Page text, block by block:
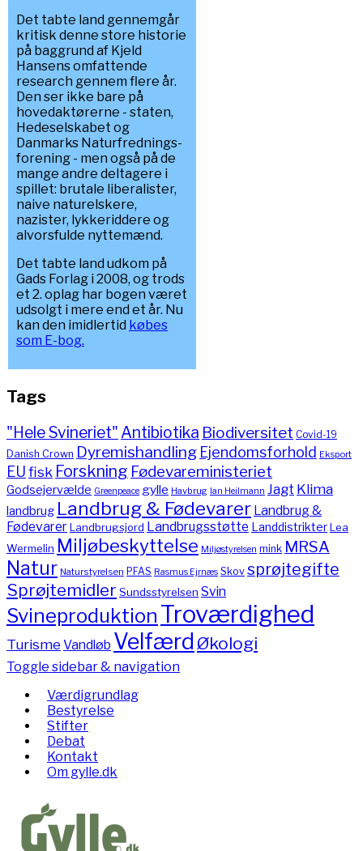
Det tabte land gennemgår
kritisk denne store historie
på baggrund af Kjeld
Hansens omfattende
research gennem flere år.
Den ser ikke bare på
hovedaktørerne - staten,
Hedeselskabet og
Danmarks Naturfrednings-
forening - men også på de
mange andre deltagere i
spillet: brutale liberalister,
naive naturelskere,
nazister, lykkeriddere og
alvorsfulde nyttemænd.
Det tabte land udkom på
Gads Forlag i 2008, og trods
et 2. oplag har bogen været
udsolgt i mere end et år. Nu
kan den imidlertid købes
som E-bog.
Tags
"Hele Svineriet" Antibiotika Biodiversitet Covid-19
Danish Crown Dyremishandling Ejendomsforhold Eksport
EUfisk Forskning Fødevareministeriet
Godsejervælde Greenpeace gylle Havbrug Ian Heilmann Jagt Klima
landbrug Landbrug & Fødevarer Landbrug &
FødevarerLandbrugsjord Landbrugsstøtte LanddistrikterLea
Wermelin Miljøbeskyttelse Miljøstyrelsen mink MRSA
Natur Naturstyrelsen PFAS Rasmus Ejrnæs Skov sprøjtegifte
Sprøjtemidler Sundsstyrelsen Svin
Svineproduktion Troværdighed
TurismeVandløb Velfærd Økologi
Toggle sidebar & navigation
Værdigrundlag
Bestyrelse
Stifter
Debat
Kontakt
Om gylle.dk